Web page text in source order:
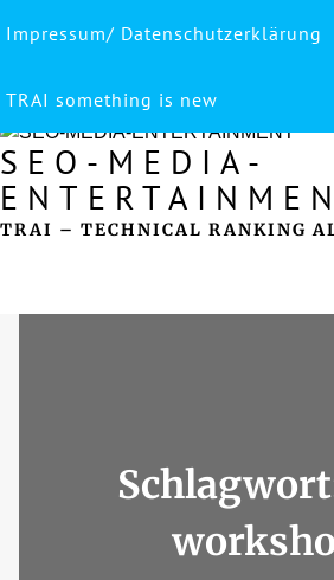
Skip
content
Impressum/ Datenschutzerklärung
TRAI something is new
SEO-MEDIA-
TRAI – TECHNICAL RANKING